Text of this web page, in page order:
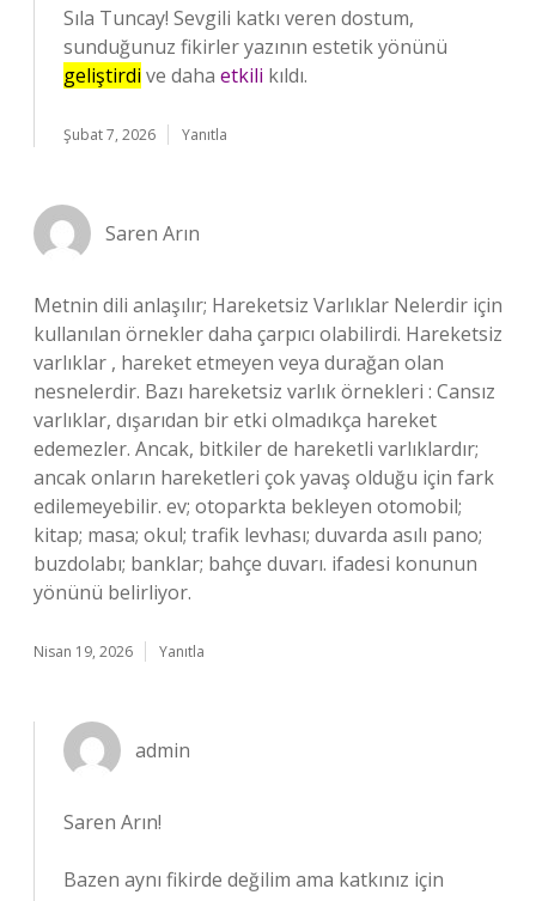
Sıla Tuncay! Sevgili katkı veren dostum,
sunduğunuz fikirler yazının estetik yönünü
geliştirdi ve daha etkili kıldı.
Şubat 7, 2026 Yanıtla
Saren Arın
Metnin dili anlaşılır; Hareketsiz Varlıklar Nelerdir için
kullanılan örnekler daha çarpıcı olabilirdi. Hareketsiz
varlıklar , hareket etmeyen veya durağan olan
nesnelerdir. Bazı hareketsiz varlık örnekleri : Cansız
varlıklar, dışarıdan bir etki olmadıkça hareket
edemezler. Ancak, bitkiler de hareketli varlıklardır;
ancak onların hareketleri çok yavaş olduğu için fark
edilemeyebilir. ev; otoparkta bekleyen otomobil;
kitap; masa; okul; trafik levhası; duvarda asılı pano;
buzdolabı; banklar; bahçe duvarı. ifadesi konunun
yönünü belirliyor.
Nisan 19, 2026 Yanıtla
admin
Saren Arın!
Bazen aynı fikirde değilim ama katkınız için